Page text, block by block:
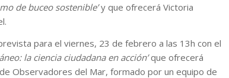
de buceo sostenible’y que ofrecerá Victoria
para el viernes, 23 de febrero a las 13h con el
la ciencia ciudadana en acción’que ofrecerá
Observadores del Mar, formado por un equipo de